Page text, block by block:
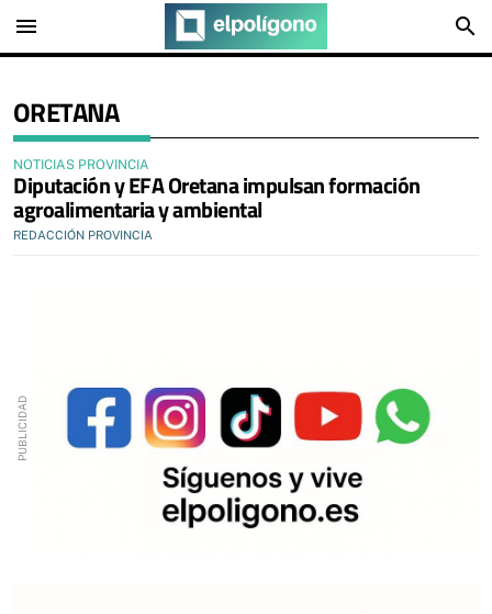
menu search
ORETANA
NOTICIAS PROVINCIA
Diputación y EFA Oretana impulsan formación
agroalimentaria y ambiental
REDACCIÓN PROVINCIA